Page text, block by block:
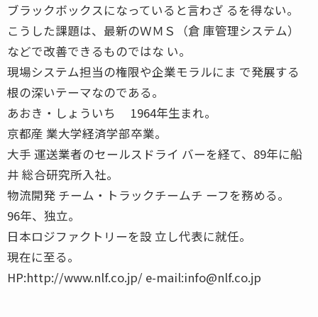
ブラックボックスになっていると言わざ るを得ない。
こうした課題は、最新のＷＭＳ（倉 庫管理システム）
などで改善できるものではな い。
現場システム担当の権限や企業モラルにま で発展する
根の深いテーマなのである。
あおき・しょういち 1964年生まれ。
京都産 業大学経済学部卒業。
大手 運送業者のセールスドライ バーを経て、89年に船
井 総合研究所入社。
物流開発 チーム・トラックチームチ ーフを務める。
96年、独立。
日本ロジファクトリーを設 立し代表に就任。
現在に至る。
HP:http://www.nlf.co.jp/ e-mail:info@nlf.co.jp